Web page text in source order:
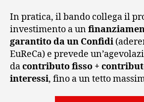
In pratica, il bando collega il
investimento a un
garantito da un Confidi
EuReCa) e prevede
dacontributo fisso +
interessi, fino a un tetto